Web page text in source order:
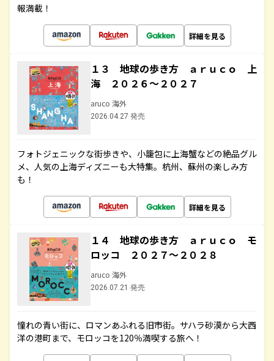
報満載！
詳細を見る
１３ 地球の歩き方 ａｒｕｃｏ 上
海 ２０２６～２０２７
aruco 海外
2026.04.27 発売
フォトジェニックな街歩きや、小籠包に上海蟹などの絶品グル
メ、人気の上海ディズニーも大特集。杭州、蘇州の楽しみ方
も！
詳細を見る
１４ 地球の歩き方 ａｒｕｃｏ モ
ロッコ ２０２７～２０２８
aruco 海外
2026.07.21 発売
憧れの青い街に、ロマンあふれる旧市街。サハラ砂漠から大西
洋の港町まで、モロッコを120％満喫する旅へ！